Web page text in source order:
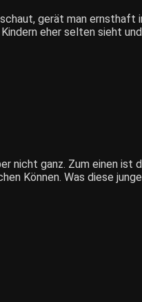
gerät man ernsthaft
eher selten sieht
nicht ganz. Zum einen ist
Können. Was diese